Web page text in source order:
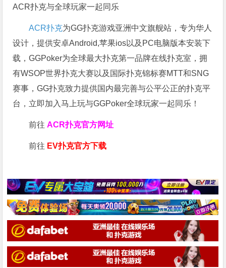
ACR扑克与全球玩家一起同乐
ACR扑克为GG扑克游戏亚洲中文旗舰站，专为华人
设计，提供安卓Android,苹果ios以及PC电脑版本安装下
载，GGPoker为全球最大扑克第一品牌在线扑克室，拥
有WSOP世界扑克大赛以及国际扑克锦标赛MTT和SNG
赛事，GG扑克致力提供国内最完善与公平公正的扑克平
台，立即加入马上玩与GGPoker全球玩家一起同乐！
前往ACR扑克官方网址
前往 EV扑克官方下载